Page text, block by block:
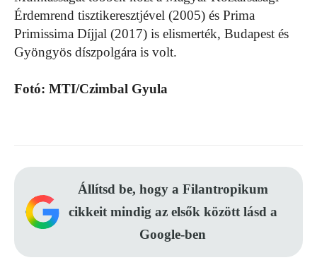
Érdemrend tisztikeresztjével (2005) és Prima
Primissima Díjjal (2017) is elismerték, Budapest és
Gyöngyös díszpolgára is volt.
Fotó: MTI/Czimbal Gyula
Állítsd be, hogy a Filantropikum
cikkeit mindig az elsők között lásd a
Google-ben